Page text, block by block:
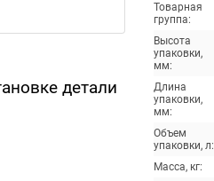
детали
Товарная
группа:
Высота
упаковки,
мм:
Длина
упаковки,
мм:
Объем
упаковки, л:
Масса, кг: